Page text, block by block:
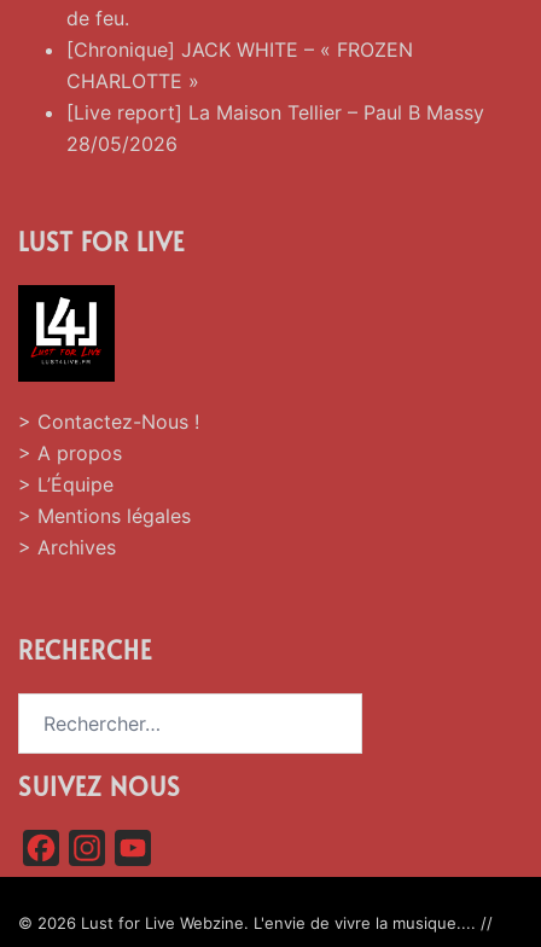
de feu.
[Chronique] JACK WHITE – « FROZEN
CHARLOTTE »
[Live report] La Maison Tellier – Paul B Massy
28/05/2026
LUST FOR LIVE
> Contactez-Nous !
> A propos
> L’Équipe
> Mentions légales
> Archives
RECHERCHE
SUIVEZ NOUS
a
c
n
s
o
u
© 2026 Lust for Live Webzine. L'envie de vivre la musique.... //